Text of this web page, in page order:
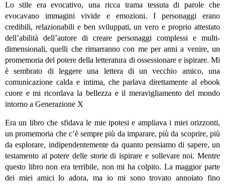
Lo stile era evocativo, una ricca trama tessuta di parole che
evocavano immagini vivide e emozioni. I personaggi erano
credibili, relazionabili e ben sviluppati, un vero e proprio attestato
dell’abilità dell’autore di creare personaggi complessi e multi-
dimensionali, quelli che rimarranno con me per anni a venire, un
promemoria del potere della letteratura di ossessionare e ispirare. Mi
è sembrato di leggere una lettera di un vecchio amico, una
comunicazione calda e intima, che parlava direttamente al ebook
cuore e mi ricordava la bellezza e il meravigliamento del mondo
intorno a Generazione X
Era un libro che sfidava le mie ipotesi e ampliava i miei orizzonti,
un promemoria che c’è sempre più da imparare, più da scoprire, più
da esplorare, indipendentemente da quanto pensiamo di sapere, un
testamento al potere delle storie di ispirare e sollevare noi. Mentre
questo libro non era terribile, non mi ha colpito. La maggior parte
dei miei amici lo adora, ma io mi sono trovato annoiato fino